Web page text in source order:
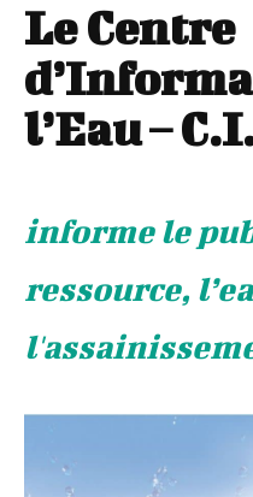
Le Centre
l’Eau –
informe le
ressource,